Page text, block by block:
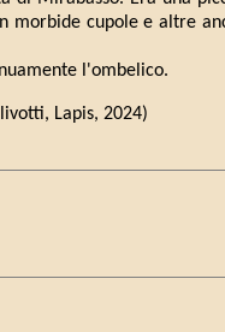
morbide cupole e altre
l'ombelico.
Lapis, 2024)